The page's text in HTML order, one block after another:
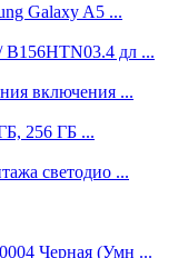
Galaxy A5 ...
дл ...
включения ...
256 ГБ ...
светодио ...
Черная (Умн ...